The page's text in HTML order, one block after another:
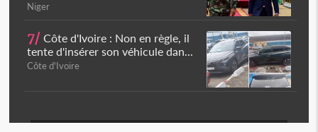
Niger
7/ Côte d'Ivoire : Non en règle, il
tente d'insérer son véhicule dan...
Côte d'Ivoire